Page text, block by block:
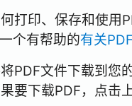
打印、保存和使用
个有帮助的有关
PDF文件下载到您
要下载PDF，点击